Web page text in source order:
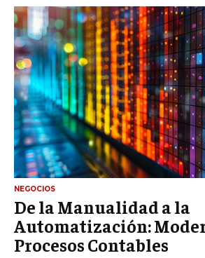
Aparece en periódicos digitales y
Infórmate aquí.
NEGOCIOS
De la Manualidad a la
Automatización:
Procesos Contables